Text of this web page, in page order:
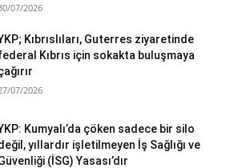
07/2026
Kıbrıslıları, Guterres ziyaretinde
Kıbrıs için sokakta buluşmaya
07/2026
Kumyalı’da çöken sadece bir silo
yıllardır işletilmeyen İş Sağlığı ve
(İSG) Yasası’dır